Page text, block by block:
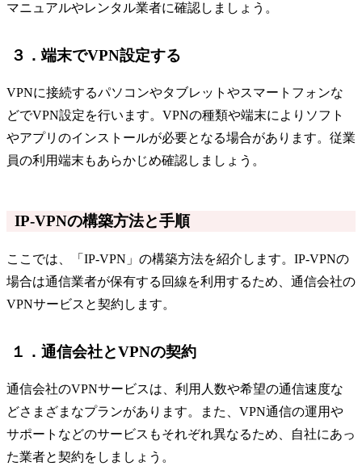
マニュアルやレンタル業者に確認しましょう。
３．端末でVPN設定する
VPNに接続するパソコンやタブレットやスマートフォンな
どでVPN設定を行います。VPNの種類や端末によりソフト
やアプリのインストールが必要となる場合があります。従業
員の利用端末もあらかじめ確認しましょう。
IP-VPNの構築方法と手順
ここでは、「IP‐VPN」の構築方法を紹介します。IP‐VPNの
場合は通信業者が保有する回線を利用するため、通信会社の
VPNサービスと契約します。
１．通信会社とVPNの契約
通信会社のVPNサービスは、利用人数や希望の通信速度な
どさまざまなプランがあります。また、VPN通信の運用や
サポートなどのサービスもそれぞれ異なるため、自社にあっ
た業者と契約をしましょう。